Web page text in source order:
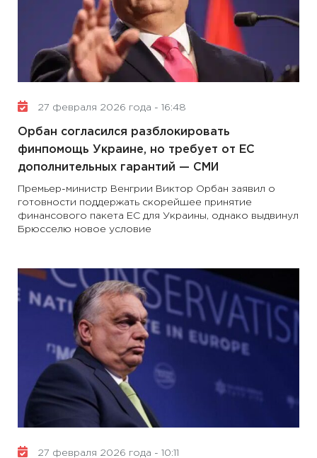
27 февраля 2026 года - 16:48
Орбан согласился разблокировать
финпомощь Украине, но требует от ЕС
дополнительных гарантий — СМИ
Премьер-министр Венгрии Виктор Орбан заявил о
готовности поддержать скорейшее принятие
финансового пакета ЕС для Украины, однако выдвинул
Брюсселю новое условие
27 февраля 2026 года - 10:11